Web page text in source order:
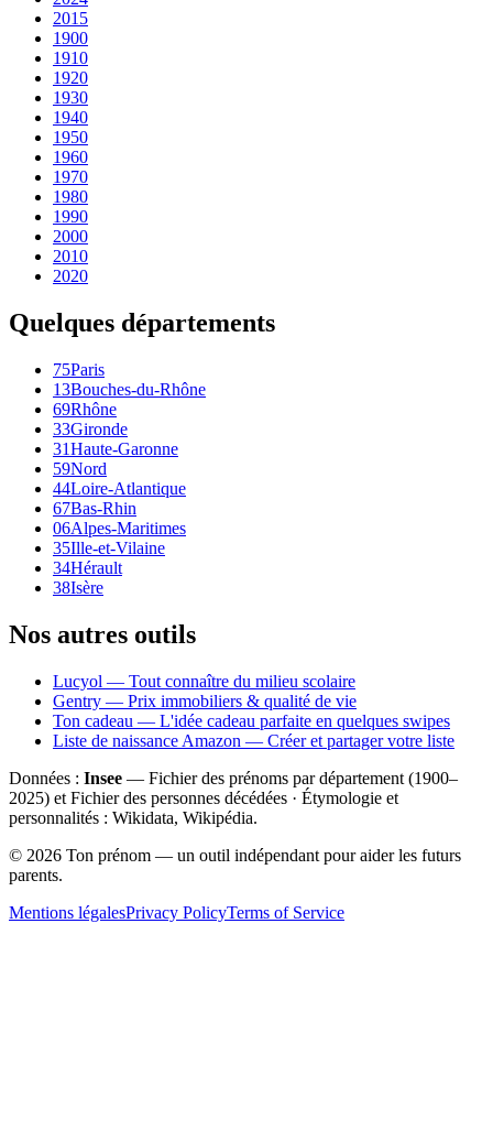
2015
1900
1910
1920
1930
1940
1950
1960
1970
1980
1990
2000
2010
2020
Quelques départements
75Paris
13Bouches-du-Rhône
69Rhône
33Gironde
31Haute-Garonne
59Nord
44Loire-Atlantique
67Bas-Rhin
06Alpes-Maritimes
35Ille-et-Vilaine
34Hérault
38Isère
Nos autres outils
Lucyol — Tout connaître du milieu scolaire
Gentry — Prix immobiliers & qualité de vie
Ton cadeau — L'idée cadeau parfaite en quelques swipes
Liste de naissance Amazon — Créer et partager votre liste
Données : Insee — Fichier des prénoms par département (1900–
2025) et Fichier des personnes décédées · Étymologie et
personnalités : Wikidata, Wikipédia.
© 2026 Ton prénom — un outil indépendant pour aider les futurs
parents.
Mentions légalesPrivacy PolicyTerms of Service